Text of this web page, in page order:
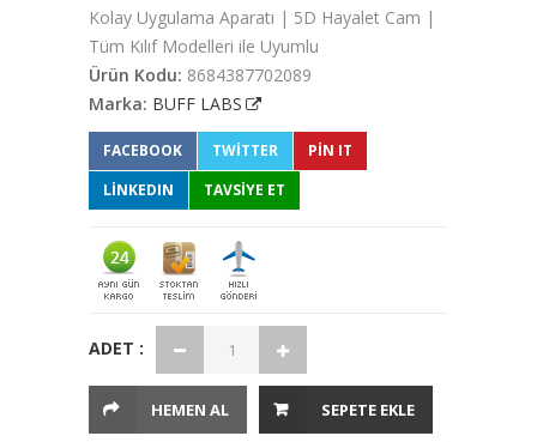
Kolay Uygulama Aparatı | 5D Hayalet Cam |
Tüm Kılıf Modelleri ile Uyumlu
Ürün Kodu: 8684387702089
Marka: BUFF LABS
FACEBOOK TWITTER
PIN IT
LINKEDIN
TAVSİYE ET
ADET :
HEMEN AL SEPETE EKLE